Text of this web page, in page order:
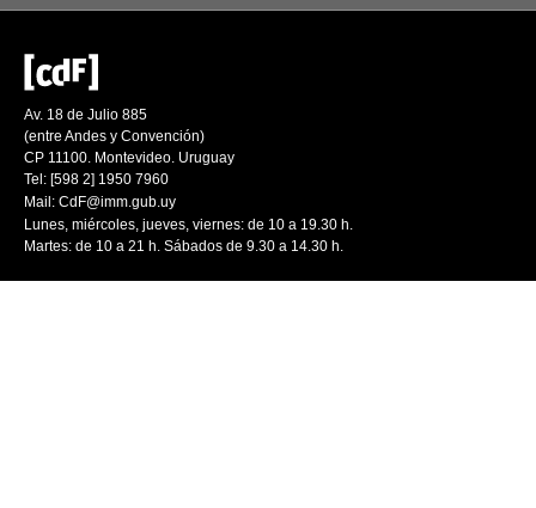
Av. 18 de Julio 885
(entre Andes y Convención)
CP 11100. Montevideo. Uruguay
Tel: [598 2] 1950 7960
Mail: CdF@imm.gub.uy
Lunes, miércoles, jueves, viernes: de 10 a 19.30 h.
Martes: de 10 a 21 h. Sábados de 9.30 a 14.30 h.